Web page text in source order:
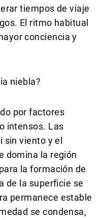
tiempos de viaje
El ritmo habitual
conciencia y
niebla?
por factores
intensos. Las
viento y el
domina la región
la formación de
de la superficie se
permanece estable
se condensa,